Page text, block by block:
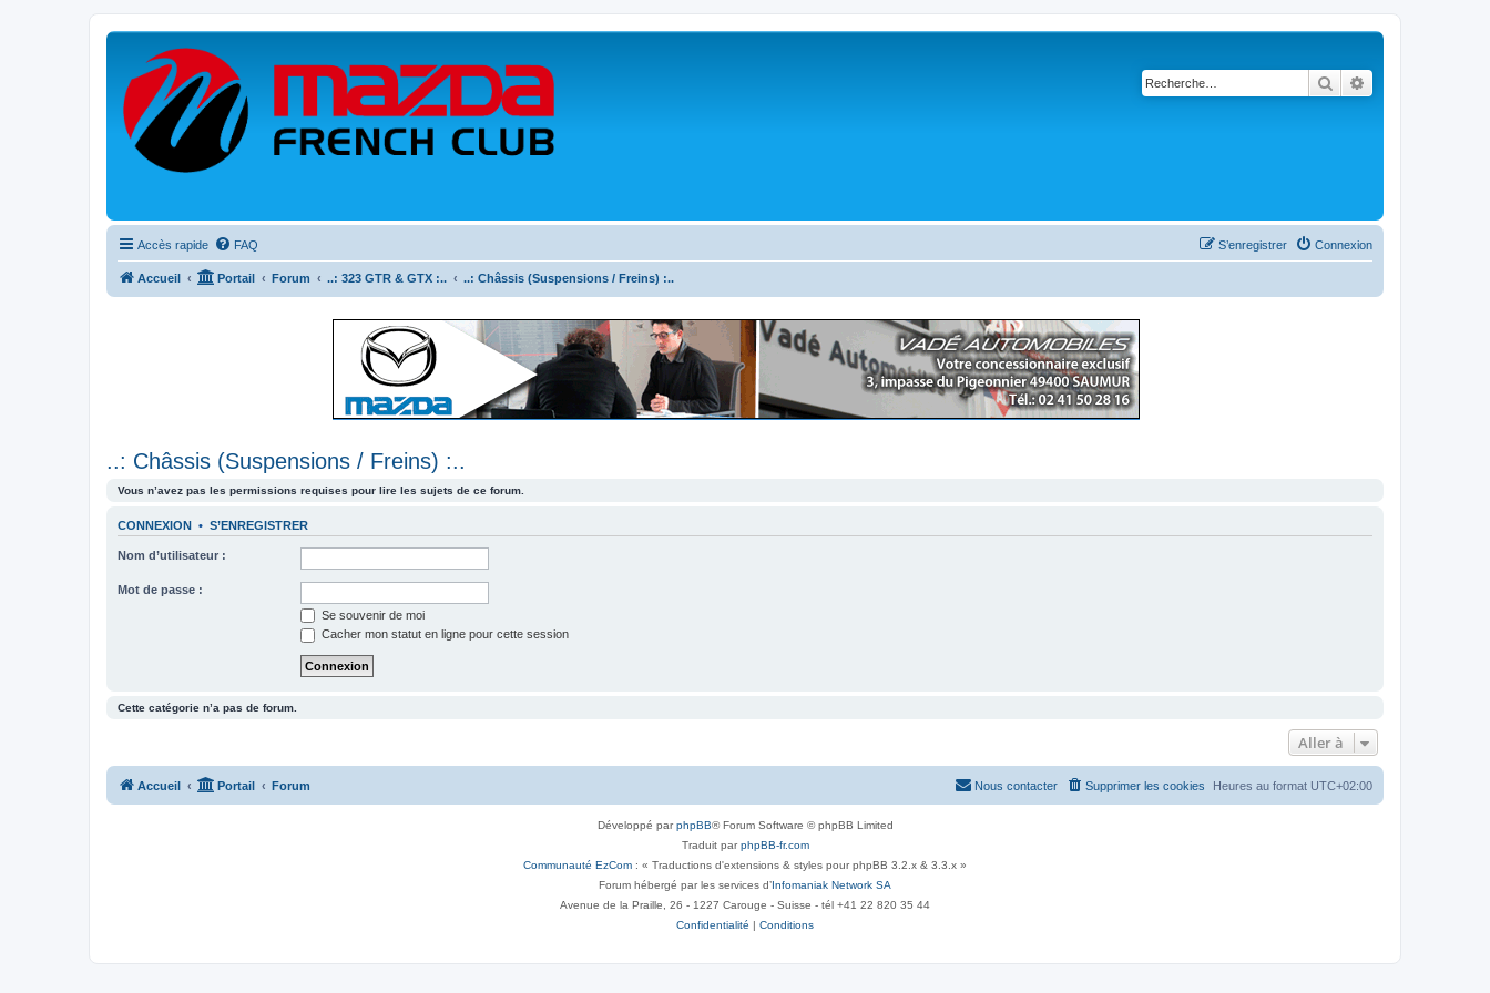
Rechercher
Accès rapide FAQ Connexion
S’enregistrer
Accueil Portail Forum ..: 323 GTR & GTX :.. ..: Châssis (Suspensions / Freins) :..
..: Châssis (Suspensions / Freins) :..
Vous n’avez pas les permissions requises pour lire les sujets de ce forum.
CONNEXION • S’ENREGISTRER
Nom d’utilisateur :
Mot de passe :
Se souvenir de moi
Cacher mon statut en ligne pour cette session
Cette catégorie n’a pas de forum.
Aller à
Accueil Portail Forum Heures au format UTC+02:00
Supprimer les cookies
Nous contacter
Développé parphpBB® Forum Software © phpBB Limited
Traduit parphpBB-fr.com
Communauté EzCom : « Traductions d'extensions & styles pour phpBB 3.2.x & 3.3.x »
Forum hébergé par les services d’Infomaniak Network SA
Avenue de la Praille, 26 - 1227 Carouge - Suisse - tél +41 22 820 35 44
Confidentialité | Conditions